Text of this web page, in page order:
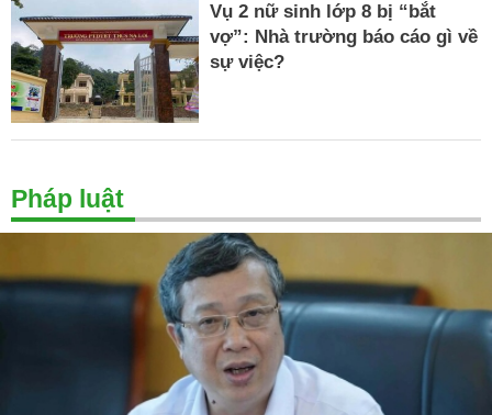
Vụ 2 nữ sinh lớp 8 bị “bắt
vợ”: Nhà trường báo cáo gì về
sự việc?
Pháp luật